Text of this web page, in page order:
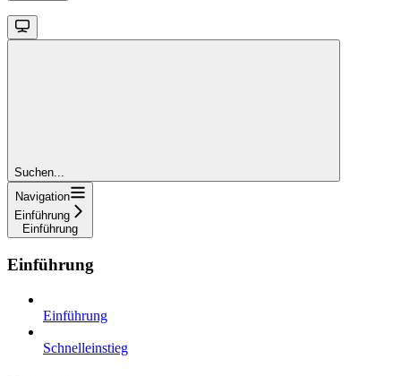
Suchen...
Navigation
Einführung
Einführung
Einführung
Einführung
Schnelleinstieg